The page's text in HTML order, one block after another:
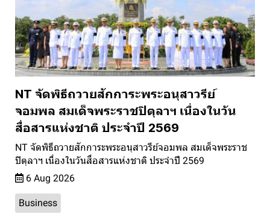
NT จัดพิธีถวายสักการะพระอนุสาวรีย์
จอมพล สมเด็จพระราชปิตุลาฯ เนื่องในวัน
สื่อสารแห่งชาติ ประจำปี 2569
NT จัดพิธีถวายสักการะพระอนุสาวรีย์จอมพล สมเด็จพระราช
ปิตุลาฯ เนื่องในวันสื่อสารแห่งชาติ ประจำปี 2569
6 Aug 2026
Business